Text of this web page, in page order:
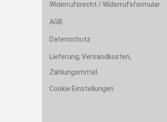
Widerrufsrecht / Widerrufsformular
AGB
Datenschutz
Lieferung, Versandkosten,
Zahlungsmittel
Cookie Einstellungen